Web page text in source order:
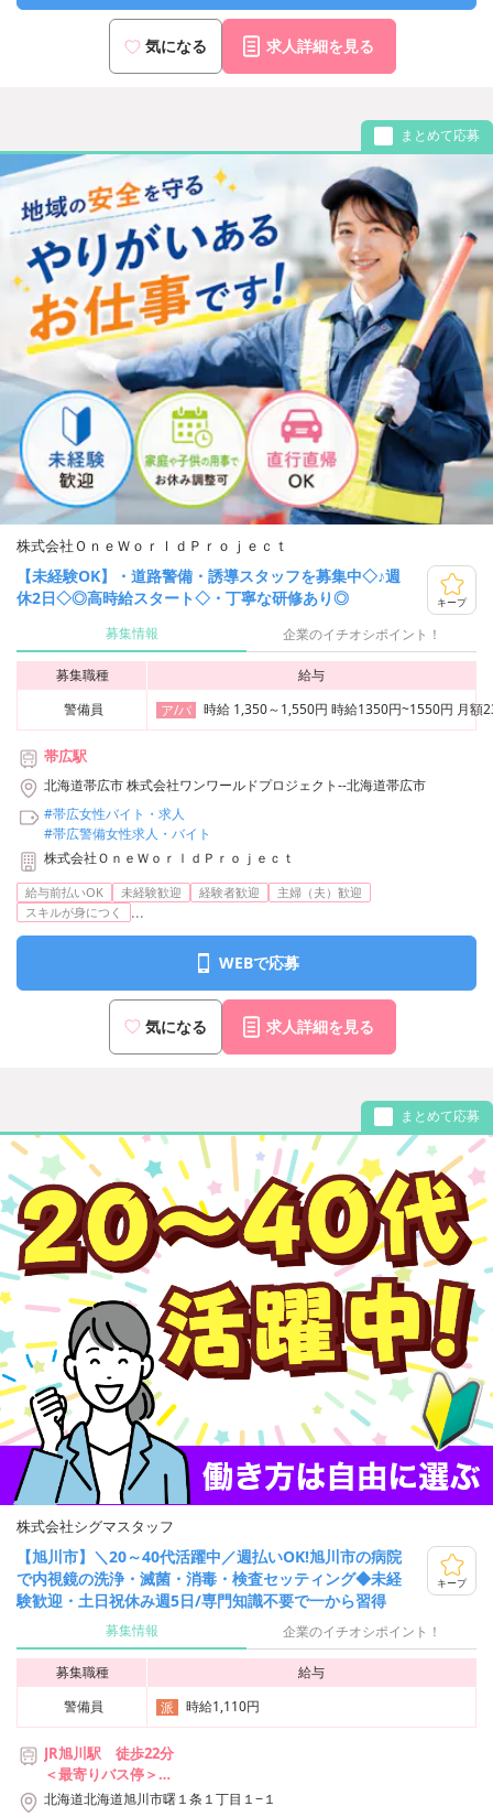
気になる 求人詳細を見る
まとめて応募
株式会社ＯｎｅＷｏｒｌｄＰｒｏｊｅｃｔ
【未経験OK】・道路警備・誘導スタッフを募集中◇♪週
休2日◇◎高時給スタート◇・丁寧な研修あり◎
キープ
募集情報 企業のイチオシポイント！
募集職種
給与
警備員
ア/パ 時給 1,350～1,550円 時給1350円~1550円 月
帯広駅
北海道帯広市 株式会社ワンワールドプロジェクト--北海道帯広市
#帯広女性バイト・求人
#帯広警備女性求人・バイト
株式会社ＯｎｅＷｏｒｌｄＰｒｏｊｅｃｔ
給与前払いOK 未経験歓迎 経験者歓迎
主婦（夫）歓迎
スキルが身につく
...
WEBで応募
気になる 求人詳細を見る
まとめて応募
株式会社シグマスタッフ
【旭川市】＼20～40代活躍中／週払いOK!旭川市の病院
で内視鏡の洗浄・滅菌・消毒・検査セッティング◆未経
験歓迎・土日祝休み週5日/専門知識不要で一から習得
キープ
募集情報 企業のイチオシポイント！
募集職種
給与
警備員
派 時給1,110円
JR旭川駅 徒歩22分
＜最寄りバス停＞
青雲小学校前
北海道北海道旭川市曙１条１丁目１−１